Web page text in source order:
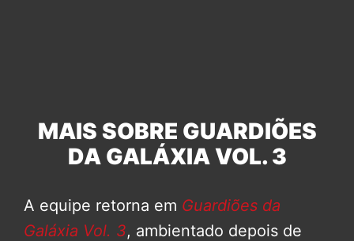
MAIS SOBRE GUARDIÕES
DA GALÁXIA VOL. 3
A equipe retorna em Guardiões da
Galáxia Vol. 3, ambientado depois de